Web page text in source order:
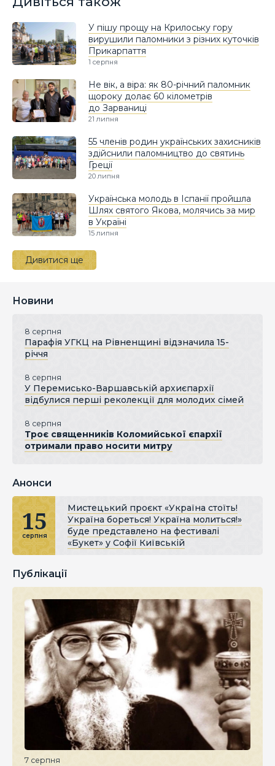
У пішу прощу на Крилоську гору
вирушили паломники з різних куточків
Прикарпаття
1 серпня
Не вік, а віра: як 80-річний паломник
щороку долає 60 кілометрів
до Зарваниці
21 липня
55 членів родин українських захисників
здійснили паломництво до святинь
Греції
20 липня
Українська молодь в Іспанії пройшла
Шлях святого Якова, молячись за мир
в Україні
15 липня
Дивитися ще
Новини
8 серпня
Парафія УГКЦ на Рівненщині відзначила 15-
річчя
8 серпня
У Перемисько-Варшавській архиєпархії
відбулися перші реколекції для молодих сімей
8 серпня
Троє священників Коломийської єпархії
отримали право носити митру
Анонси
15
серпня
Мистецький проєкт «Україна стоїть!
Україна бореться! Україна молиться!»
буде представлено на фестивалі
«Букет» у Софії Київській
Публікації
7 серпня